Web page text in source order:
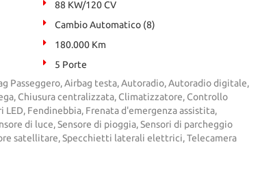
88 KW/120 CV
Cambio Automatico (8)
180.000 Km
5 Porte
Passeggero, Airbag testa, Autoradio, Autoradio digitale,
Chiusura centralizzata, Climatizzatore, Controllo
LED, Fendinebbia, Frenata d'emergenza assistita,
di luce, Sensore di pioggia, Sensori di parcheggio
satellitare, Specchietti laterali elettrici, Telecamera